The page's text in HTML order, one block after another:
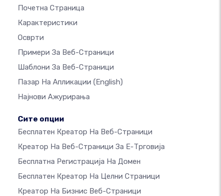
Почетна Страница
Карактеристики
Осврти
Примери За Веб-Страници
Шаблони За Веб-Страници
Пазар На Апликации (English)
Најнови Ажурирања
Сите опции
Бесплатен Креатор На Веб-Страници
Креатор На Веб-Страници За Е-Трговија
Бесплатна Регистрација На Домен
Бесплатен Креатор На Целни Страници
Креатор На Бизнис Веб-Страници